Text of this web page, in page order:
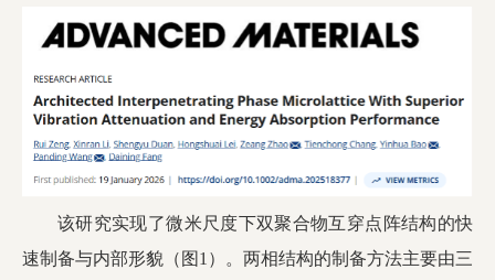
该研究实现了微米尺度下双聚合物互穿点阵结构的快
速制备与内部形貌（图1）。两相结构的制备方法主要由三